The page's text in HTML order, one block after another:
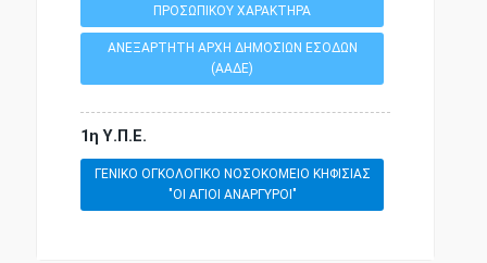
ΠΡΟΣΩΠΙΚΟΥ ΧΑΡΑΚΤΗΡΑ
ΑΝΕΞΑΡΤΗΤΗ ΑΡΧΗ ΔΗΜΟΣΙΩΝ ΕΣΟΔΩΝ
(ΑΑΔΕ)
1η Υ.Π.Ε.
ΓΕΝΙΚΟ ΟΓΚΟΛΟΓΙΚΟ ΝΟΣΟΚΟΜΕΙΟ ΚΗΦΙΣΙΑΣ
"ΟΙ ΑΓΙΟΙ ΑΝΑΡΓΥΡΟΙ"